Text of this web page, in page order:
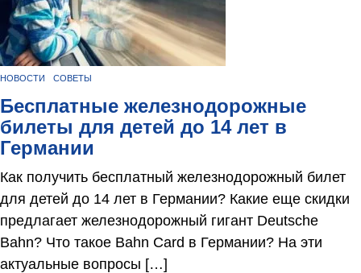
НОВОСТИ СОВЕТЫ
Бесплатные железнодорожные
билеты для детей до 14 лет в
Германии
Как получить бесплатный железнодорожный билет
для детей до 14 лет в Германии? Какие еще скидки
предлагает железнодорожный гигант Deutsche
Bahn? Что такое Bahn Card в Германии? На эти
актуальные вопросы […]